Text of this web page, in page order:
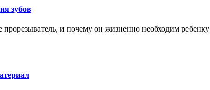
зубов
и почему он жизненно необходим ребенку